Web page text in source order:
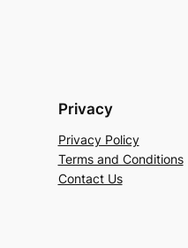
Privacy
Privacy Policy
Terms and Conditions
Contact Us